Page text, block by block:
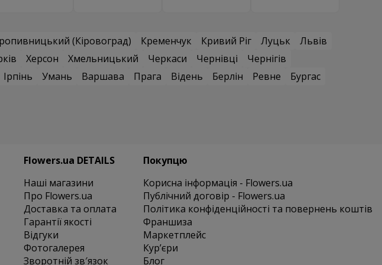
(Кіровоград) Кременчук Кривий Ріг Луцьк
Львів
Херсон Хмельницький Черкаси Чернівці
Чернігів
Ірпінь Умань Варшава Прага Відень Берлін Ревне
Бургас
Flowers.ua DETAILS
Наші магазини
Про Flowers.ua
Доставка та оплата
Гарантії якості
Відгуки
Фотогалерея
Зворотній зв′язок
Покупцю
Корисна інформація - Flowers.ua
Публічний договір - Flowers.ua
Політика конфіденційності та повернень коштів
Франшиза
Маркетплейс
Курʼєри
Блог